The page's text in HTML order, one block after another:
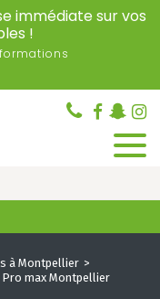
immédiate sur vos
!
à Montpellier
Pro max Montpellier